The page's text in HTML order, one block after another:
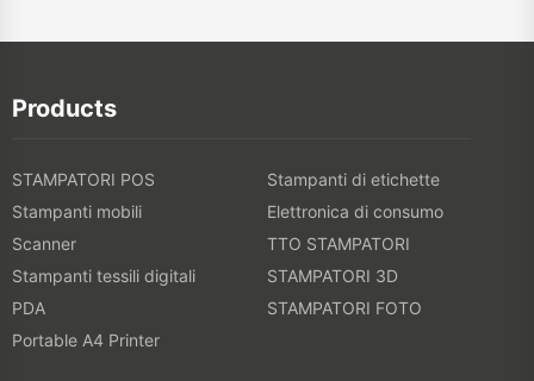
Products
STAMPATORI POS
Stampanti di etichette
Stampanti mobili
Elettronica di consumo
Scanner
TTO STAMPATORI
Stampanti tessili digitali
STAMPATORI 3D
PDA
STAMPATORI FOTO
Portable A4 Printer